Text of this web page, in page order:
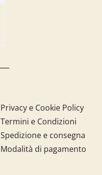
Privacy e Cookie Policy
Termini e Condizioni
Spedizione e consegna
Modalità di pagamento